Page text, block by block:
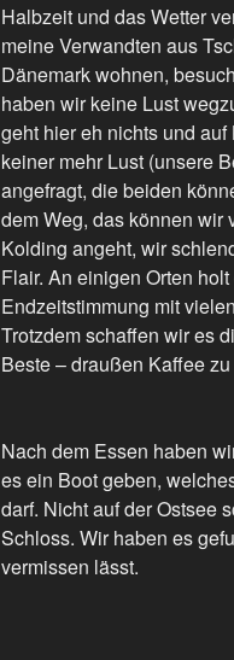
Halbzeit und das Wetter
meine Verwandten aus
Dänemark wohnen,
haben wir keine Lust
geht hier eh nichts und
keiner mehr Lust (unsere
angefragt, die beiden
dem Weg, das können wir
Kolding angeht, wir
Flair. An einigen Orten
Endzeitstimmung mit
Trotzdem schaffen wir es
Beste – draußen Kaffee
Nach dem Essen haben
es ein Boot geben,
darf. Nicht auf der Ostsee
Schloss. Wir haben es
vermissen lässt.